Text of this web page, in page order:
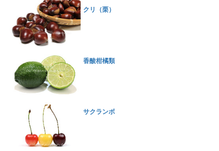
クリ（栗）
香酸柑橘類
サクランボ